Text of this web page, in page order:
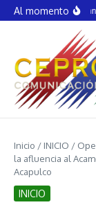
Saltar al contenido
Al momentoInauguran
Inicio / INICIO /
la afluencia al
Acapulco
INICIO